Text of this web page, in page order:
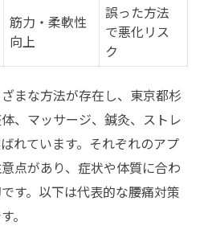
筋力・柔軟性
向上
誤った方法
で悪化リス
ク
まな方法が存在し、東京都杉
、マッサージ、鍼灸、ストレ
れています。それぞれのアプ
点があり、症状や体質に合わ
す。以下は代表的な腰痛対策
。